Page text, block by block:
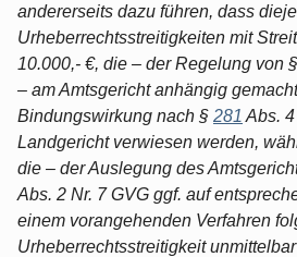
andererseits dazu führen, dass
Urheberrechtsstreitigkeiten mit
10.000,- €, die – der Regelung von §
– am Amtsgericht anhängig
Bindungswirkung nach § 281 Abs.
Landgericht verwiesen werden,
die – der Auslegung des
Abs. 2 Nr. 7 GVG ggf. auf
einem vorangehenden Verfahren
Urheberrechtsstreitigkeit